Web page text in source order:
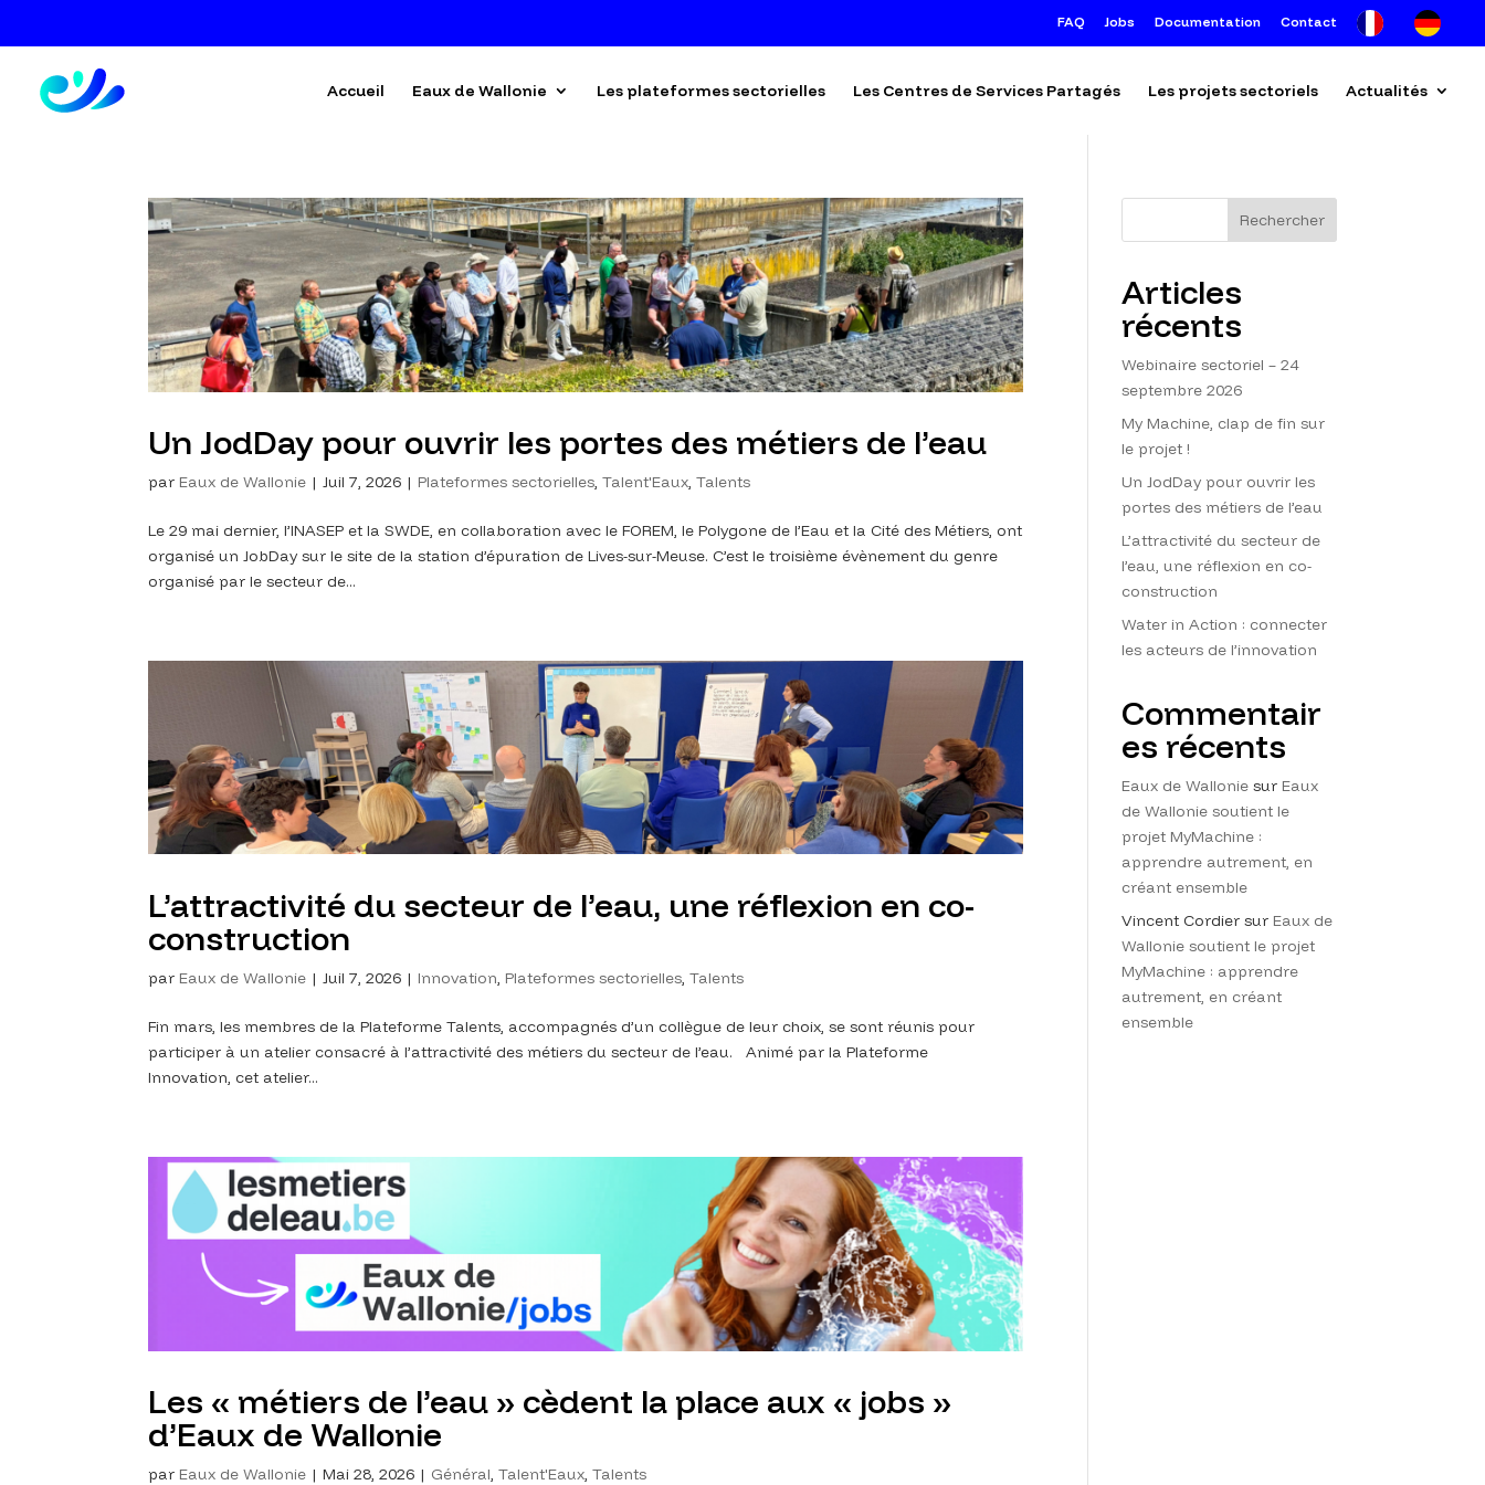
FAQ Jobs Documentation Contact
Accueil Eaux de Wallonie Les plateformes sectorielles Les Centres de Services Partagés Les projets sectoriels Actualités
Un JodDay pour ouvrir les portes des métiers de l’eau
par Eaux de Wallonie |Juil 7, 2026 | Plateformes sectorielles,Talent'Eaux,Talents
Le 29 mai dernier, l’INASEP et la SWDE, en collaboration avec le FOREM, le Polygone de l’Eau et la Cité des Métiers, ont
organisé un JobDay sur le site de la station d’épuration de Lives-sur-Meuse. C’est le troisième évènement du genre
organisé par le secteur de...
L’attractivité du secteur de l’eau, une réflexion en co-
construction
par Eaux de Wallonie |Juil 7, 2026 | Innovation, Plateformes sectorielles,Talents
Fin mars, les membres de la Plateforme Talents, accompagnés d’un collègue de leur choix, se sont réunis pour
participer à un atelier consacré à l’attractivité des métiers du secteur de l’eau. Animé par la Plateforme
Innovation, cet atelier...
Les « métiers de l’eau » cèdent la place aux « jobs »
d’Eaux de Wallonie
par Eaux de Wallonie |Mai 28, 2026 | Général,Talent'Eaux,Talents
Rechercher
Articles
récents
Webinaire sectoriel – 24
septembre 2026
My Machine, clap de fin sur
le projet !
Un JodDay pour ouvrir les
portes des métiers de l’eau
L’attractivité du secteur de
l’eau, une réflexion en co-
construction
Water in Action : connecter
les acteurs de l’innovation
Commentair
es récents
Eaux de Wallonie sur Eaux
de Wallonie soutient le
projet MyMachine :
apprendre autrement, en
créant ensemble
Vincent Cordier sur Eaux de
Wallonie soutient le projet
MyMachine : apprendre
autrement, en créant
ensemble